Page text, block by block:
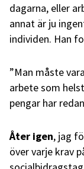
dagarna, eller
annat är ju
individen. Han
”Man måste
arbete som
pengar har
Åter igen, jag
över varje krav